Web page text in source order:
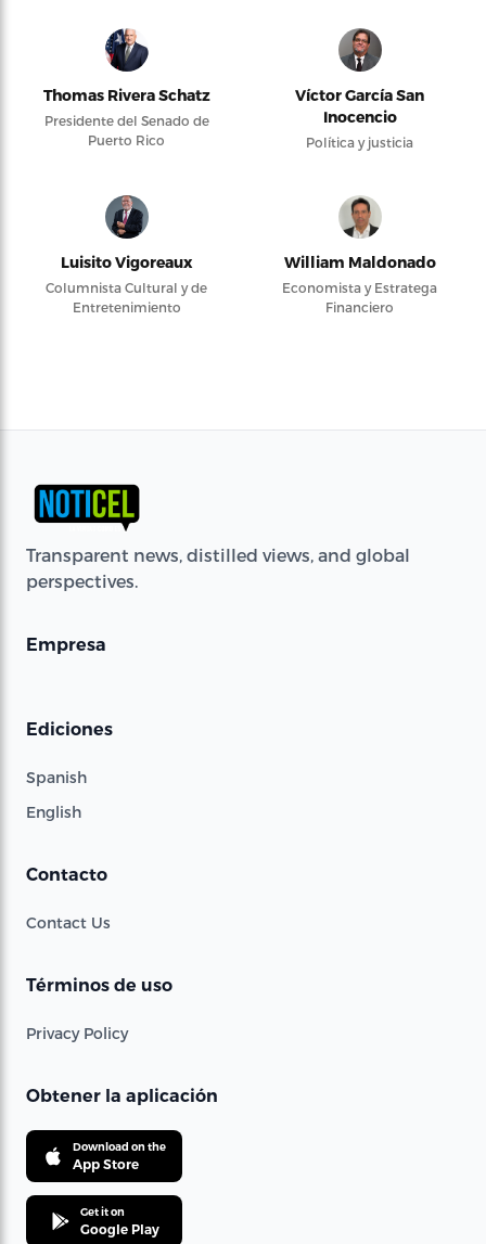
Thomas Rivera Schatz
Presidente del Senado de
Puerto Rico
Víctor García San
Inocencio
Política y justicia
Luisito Vigoreaux
Columnista Cultural y de
Entretenimiento
William Maldonado
Economista y Estratega
Financiero
Transparent news, distilled views, and global
perspectives.
Empresa
Ediciones
Spanish
English
Contacto
Contact Us
Términos de uso
Privacy Policy
Obtener la aplicación
Download on the
App Store
Get it on
Google Play